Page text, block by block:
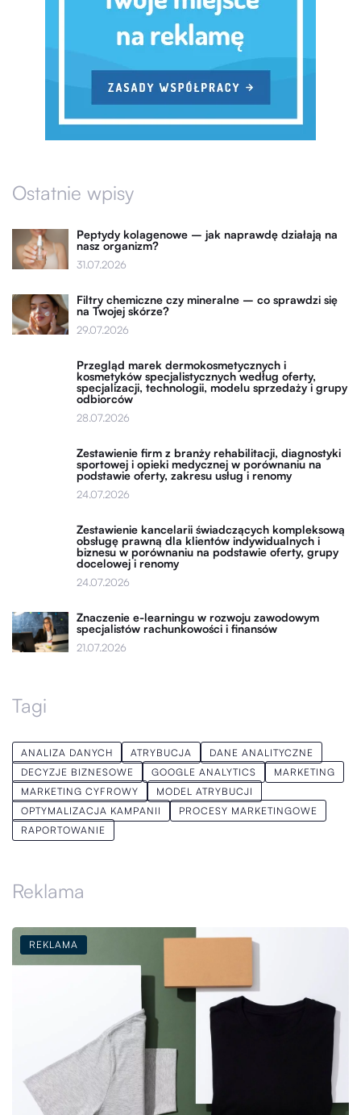
Ostatnie wpisy
Peptydy kolagenowe – jak naprawdę działają na
nasz organizm?
31.07.2026
Filtry chemiczne czy mineralne – co sprawdzi się
na Twojej skórze?
29.07.2026
Przegląd marek dermokosmetycznych i
kosmetyków specjalistycznych według oferty,
specjalizacji, technologii, modelu sprzedaży i grupy
odbiorców
28.07.2026
Zestawienie firm z branży rehabilitacji, diagnostyki
sportowej i opieki medycznej w porównaniu na
podstawie oferty, zakresu usług i renomy
24.07.2026
Zestawienie kancelarii świadczących kompleksową
obsługę prawną dla klientów indywidualnych i
biznesu w porównaniu na podstawie oferty, grupy
docelowej i renomy
24.07.2026
Znaczenie e-learningu w rozwoju zawodowym
specjalistów rachunkowości i finansów
21.07.2026
Tagi
ANALIZA DANYCH ATRYBUCJA
DANE ANALITYCZNE
DECYZJE BIZNESOWE
GOOGLE ANALYTICS
MARKETING
MARKETING CYFROWY
MODEL ATRYBUCJI
OPTYMALIZACJA KAMPANII
PROCESY MARKETINGOWE
RAPORTOWANIE
Reklama
REKLAMA